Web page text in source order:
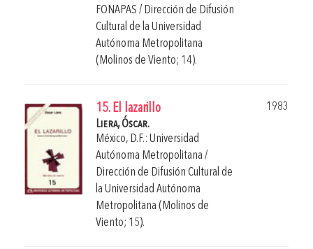
FONAPAS / Dirección de Difusión
Cultural de la Universidad
Autónoma Metropolitana
(Molinos de Viento; 14).
15. El lazarillo
1983
Liera, Óscar.
México, D.F.: Universidad
Autónoma Metropolitana /
Dirección de Difusión Cultural de
la Universidad Autónoma
Metropolitana (Molinos de
Viento; 15).